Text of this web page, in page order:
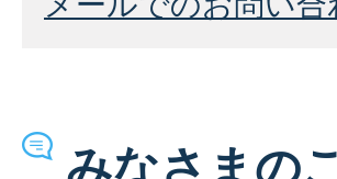
みなさまの